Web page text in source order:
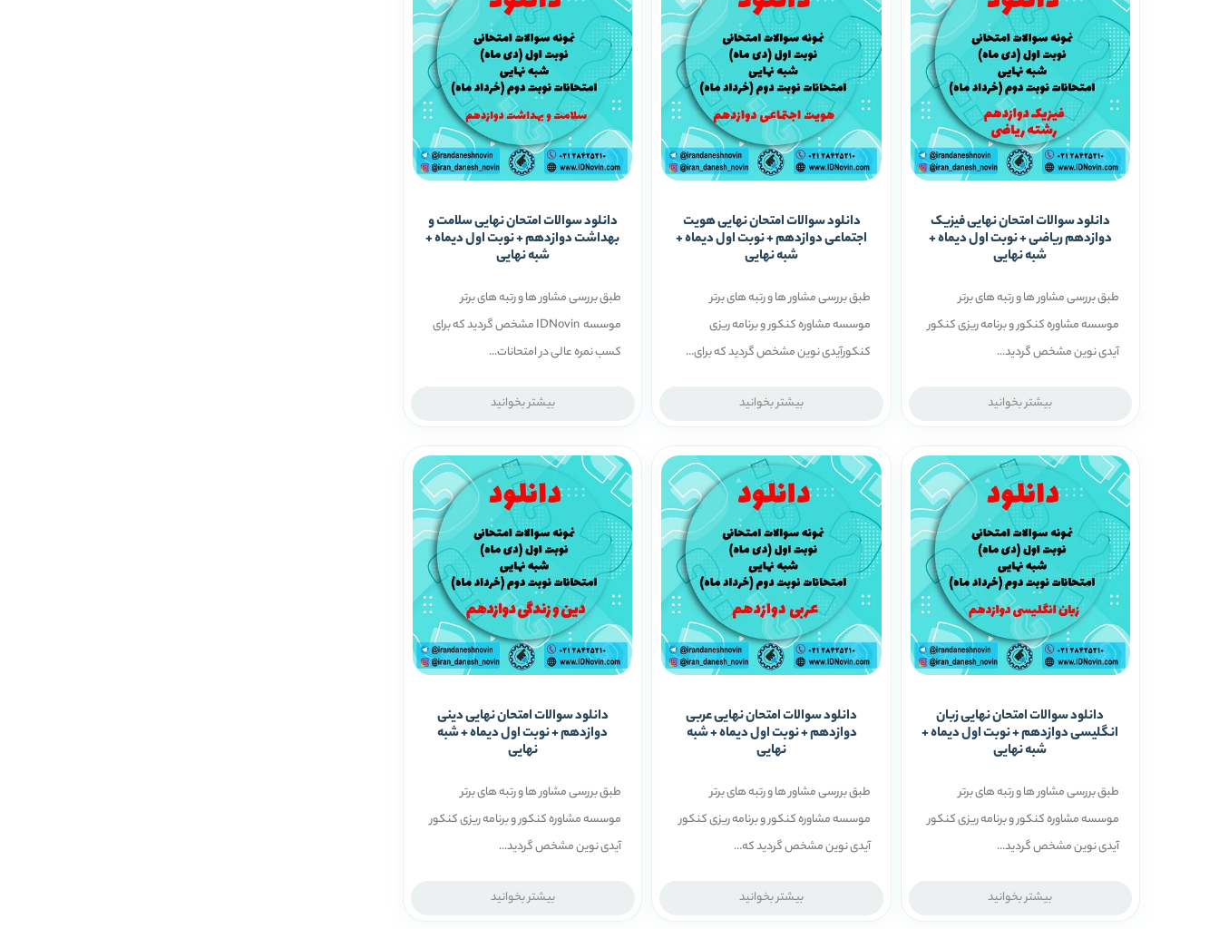
دانلود سوالات امتحان نهایی فیزیک
دوازدهم ریاضی + نوبت اول دیماه +
شبه نهایی
طبق بررسی مشاور ها و رتبه ­های برتر
موسسه مشاوره کنکور و برنامه ریزی کنکور
آیدی نوین مشخص گردید...
بیشتر بخوانید
دانلود سوالات امتحان نهایی هویت
اجتماعی دوازدهم + نوبت اول دیماه +
شبه نهایی
طبق بررسی مشاور ها و رتبه ­های برتر
موسسه مشاوره کنکور و برنامه ریزی
کنکورآیدی نوین مشخص گردید که برای...
بیشتر بخوانید
دانلود سوالات امتحان نهایی سلامت و
بهداشت دوازدهم + نوبت اول دیماه +
شبه نهایی
طبق بررسی مشاور ها و رتبه ­های برتر
موسسه IDNovin مشخص گردید که برای
کسب نمره عالی در امتحانات...
بیشتر بخوانید
دانلود سوالات امتحان نهایی زبان
انگلیسی دوازدهم + نوبت اول دیماه +
شبه نهایی
طبق بررسی مشاور ها و رتبه ­های برتر
موسسه مشاوره کنکور و برنامه ریزی کنکور
آیدی نوین مشخص گردید...
بیشتر بخوانید
دانلود سوالات امتحان نهایی عربی
دوازدهم + نوبت اول دیماه + شبه
نهایی
طبق بررسی مشاور ها و رتبه ­های برتر
موسسه مشاوره کنکور و برنامه ریزی کنکور
آیدی نوین مشخص گردید که...
بیشتر بخوانید
دانلود سوالات امتحان نهایی دینی
دوازدهم + نوبت اول دیماه + شبه
نهایی
طبق بررسی مشاور ها و رتبه ­های برتر
موسسه مشاوره کنکور و برنامه ریزی کنکور
آیدی نوین مشخص گردید...
بیشتر بخوانید